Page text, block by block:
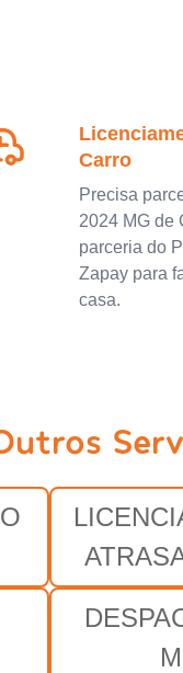
Carro
Precisa
2024 MG de
parceria do
Zapay para
casa.